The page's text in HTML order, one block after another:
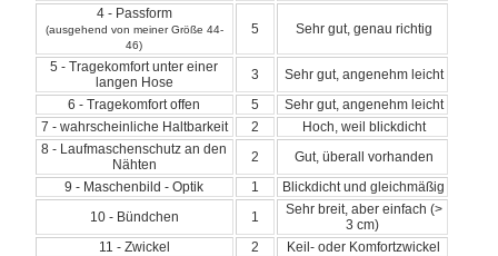
4 - Passform
(ausgehend von meiner Größe 44-
46)
5 Sehr gut, genau richtig
5 - Tragekomfort unter einer
langen Hose
3
Sehr gut, angenehm leicht
6 - Tragekomfort offen
5
Sehr gut, angenehm leicht
7 - wahrscheinliche Haltbarkeit
2
Hoch, weil blickdicht
8 - Laufmaschenschutz an den
Nähten
2
Gut, überall vorhanden
9 - Maschenbild - Optik
1
Blickdicht und gleichmäßig
10 - Bündchen
1
Sehr breit, aber einfach (>
3 cm)
11 - Zwickel
2
Keil- oder Komfortzwickel